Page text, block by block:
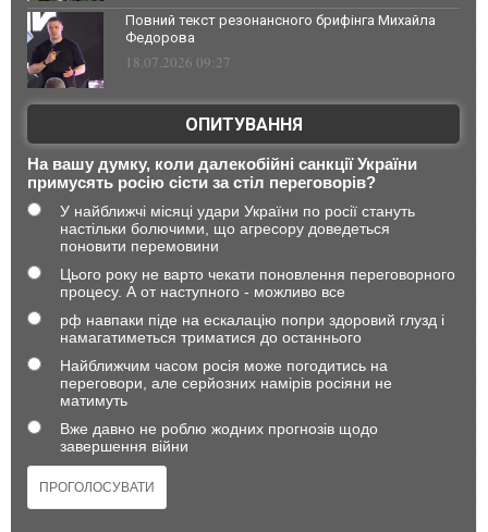
Повний текст резонансного брифінга Михайла
Федорова
18.07.2026 09:27
ОПИТУВАННЯ
На вашу думку, коли далекобійні санкції України
примусять росію сісти за стіл переговорів?
У найближчі місяці удари України по росії стануть
настільки болючими, що агресору доведеться
поновити перемовини
Цього року не варто чекати поновлення переговорного
процесу. А от наступного - можливо все
рф навпаки піде на ескалацію попри здоровий глузд і
намагатиметься триматися до останнього
Найближчим часом росія може погодитись на
переговори, але серйозних намірів росіяни не
матимуть
Вже давно не роблю жодних прогнозів щодо
завершення війни